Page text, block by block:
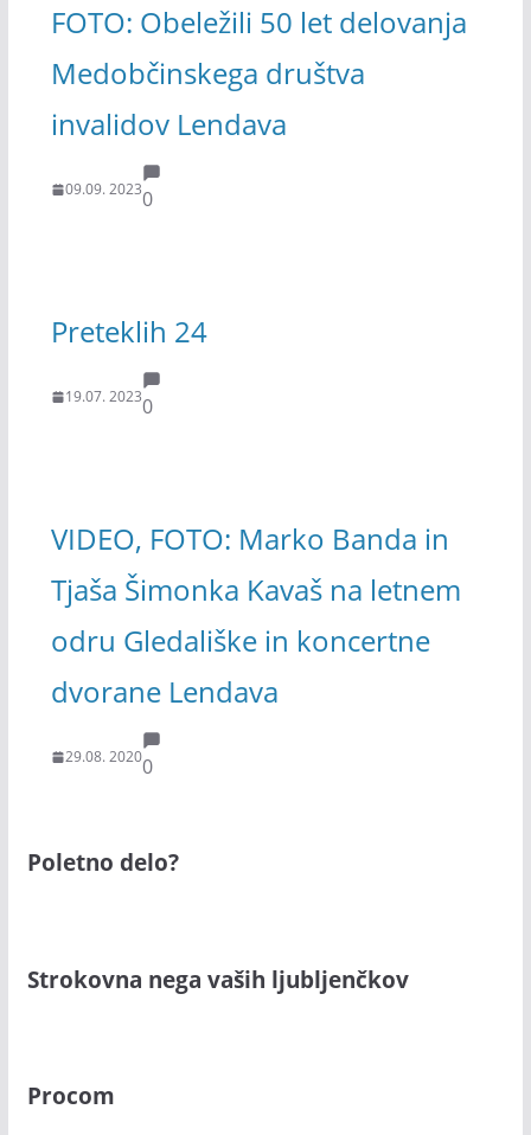
FOTO: Obeležili 50 let delovanja
Medobčinskega društva
invalidov Lendava
09.09. 20230
Preteklih 24
19.07. 20230
VIDEO, FOTO: Marko Banda in
Tjaša Šimonka Kavaš na letnem
odru Gledališke in koncertne
dvorane Lendava
29.08. 20200
Poletno delo?
Strokovna nega vaših ljubljenčkov
Procom